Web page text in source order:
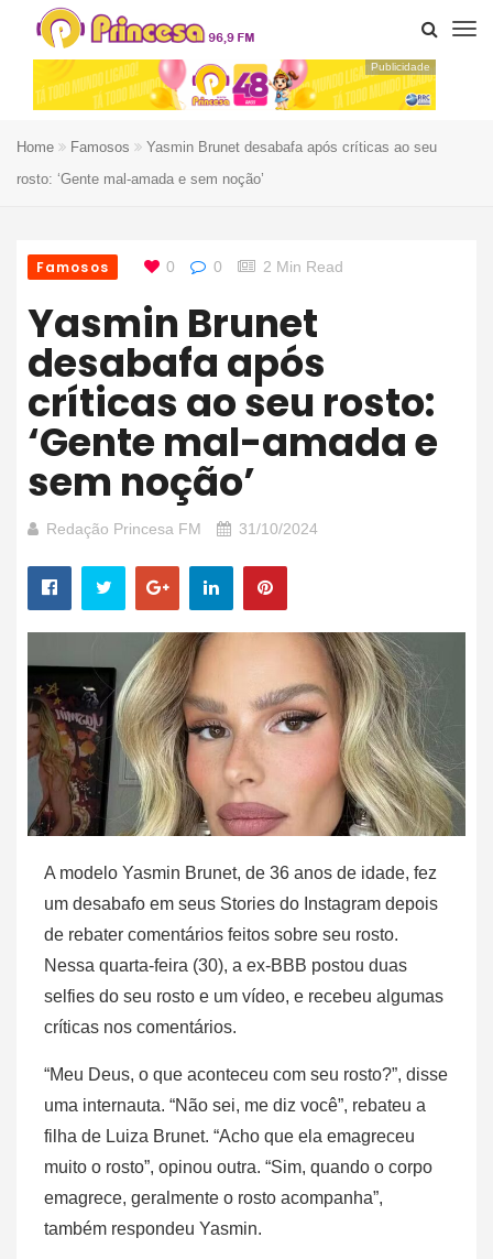
Publicidade
Home Famosos
Yasmin Brunet desabafa após críticas ao seu
rosto: ‘Gente mal-amada e sem noção’
Famosos 0 0 2 Min Read
Yasmin Brunet
desabafa após
críticas ao seu rosto:
‘Gente mal-amada e
sem noção’
Redação Princesa FM 31/10/2024
A modelo Yasmin Brunet, de 36 anos de idade, fez
um desabafo em seus Stories do Instagram depois
de rebater comentários feitos sobre seu rosto.
Nessa quarta-feira (30), a ex-BBB postou duas
selfies do seu rosto e um vídeo, e recebeu algumas
críticas nos comentários.
“Meu Deus, o que aconteceu com seu rosto?”, disse
uma internauta. “Não sei, me diz você”, rebateu a
filha de Luiza Brunet. “Acho que ela emagreceu
muito o rosto”, opinou outra. “Sim, quando o corpo
emagrece, geralmente o rosto acompanha”,
também respondeu Yasmin.